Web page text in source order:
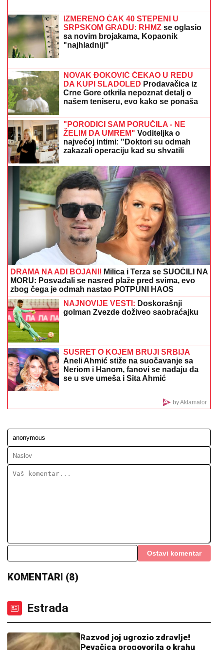
nije moj stil"
TEŠKA NESREĆA KOD RUMEAuto udario u bicikl,
stradao muškarac
TIČE SE I ZVEZDE I PARTIZANA:
hitno promenila važna pravila
Skandal u programu uživo! Ispolivala
Boru Santanu vodom, pa kao furija
izletela iz studija (VIDEO)
"MUSTAFA JE ZALJUBLJEN U STANIJU"Taki
Marinković otkrio da ULAZI U ELITU 10 da se
OBRAČUNA sa Filipom Carem, progovorio o
venčanju Maje i Asmina (VIDEO)
BAZENU, a tek da vidite voditeljku u
bikiniju (FOTO)
ZATVORENA DVA AUTO-PUTA:
NOVAK ĐOKOVIĆ ČEKAO U REDU
DA KUPI SLADOLEDProdavačica iz
našem teniseru, evo kako se ponaša
na letovanju